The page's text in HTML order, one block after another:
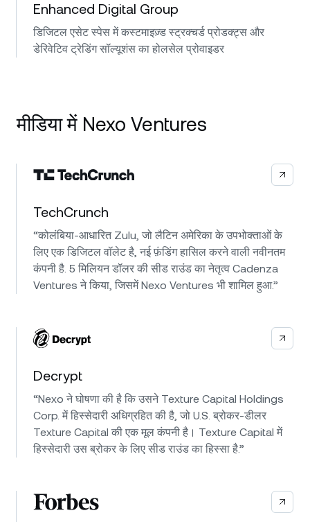
Enhanced Digital Group
डिजिटल एसेट स्पेस में कस्टमाइज़्ड स्ट्रक्चर्ड प्रोडक्ट्स और
डेरिवेटिव ट्रेडिंग सॉल्यूशंस का होलसेल प्रोवाइडर
मीडिया में Nexo Ventures
TechCrunch
“कोलंबिया-आधारित Zulu, जो लैटिन अमेरिका के उपभोक्ताओं के
लिए एक डिजिटल वॉलेट है, नई फ़ंडिंग हासिल करने वाली नवीनतम
कंपनी है. 5 मिलियन डॉलर की सीड राउंड का नेतृत्व Cadenza
Ventures ने किया, जिसमें Nexo Ventures भी शामिल हुआ.”
Decrypt
“Nexo ने घोषणा की है कि उसने Texture Capital Holdings
Corp. में हिस्सेदारी अधिग्रहित की है, जो U.S. ब्रोकर-डीलर
Texture Capital की एक मूल कंपनी है। Texture Capital में
हिस्सेदारी उस ब्रोकर के लिए सीड राउंड का हिस्सा है.”